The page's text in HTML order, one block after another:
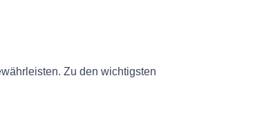
Zu den wichtigsten